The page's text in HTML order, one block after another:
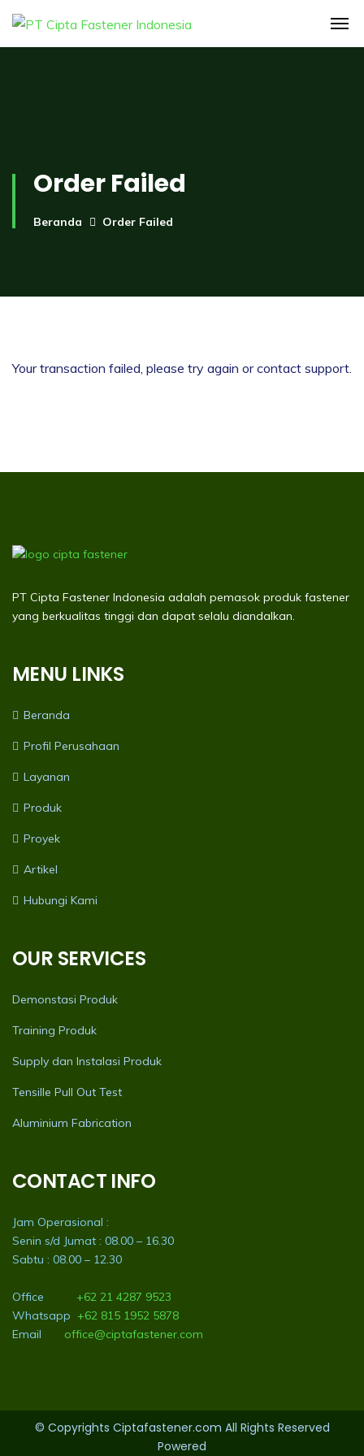
Order Failed
Beranda Order Failed
Your transaction failed, please try again or contact support.
PT Cipta Fastener Indonesia adalah pemasok produk fastener
yang berkualitas tinggi dan dapat selalu diandalkan.
MENU LINKS
Beranda
Profil Perusahaan
Layanan
Produk
Proyek
Artikel
Hubungi Kami
OUR SERVICES
Demonstasi Produk
Training Produk
Supply dan Instalasi Produk
Tensille Pull Out Test
Aluminium Fabrication
CONTACT INFO
Jam Operasional :
Senin s/d Jumat : 08.00 – 16.30
Sabtu : 08.00 – 12.30
Office +62 21 4287 9523
Whatsapp +62 815 1952 5878
Email office@ciptafastener.com
© Copyrights Ciptafastener.com All Rights Reserved
Powered